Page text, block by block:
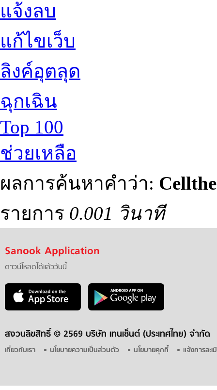
แจ้งลบ
แก้ไขเว็บ
ลิงค์อุตลุด
ฉุกเฉิน
Top 100
ช่วยเหลือ
ผลการค้นหาคำว่า:
รายการ 0.001 วินาที
Sanook Application
ดาวน์โหลดได้แล้ววันนี้
สงวนลิขสิทธิ์ © 2569 บริษัท เทนเซ็นต์ (ประเทศไทย) จำกัด
เกี่ยวกับเรา นโยบายความเป็นส่วนตัว นโยบายคุกกี้ แจ้งการละ